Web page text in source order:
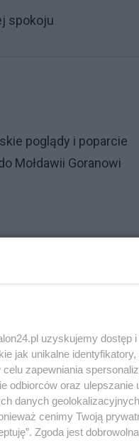
spokoju
poglądy i poparcie
Mołdawii Goranowi
uzyskujemy dostęp
jak unikalne
zapewniania
oraz ulepszanie
danych
cenimy Twoją
Zgoda jest